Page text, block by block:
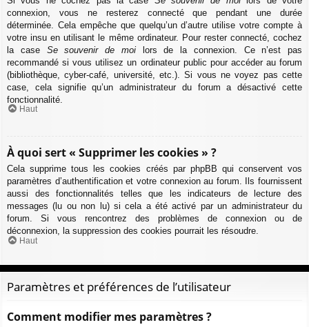
connexion, vous ne resterez connecté que pendant une durée
déterminée. Cela empêche que quelqu’un d’autre utilise votre compte à
votre insu en utilisant le même ordinateur. Pour rester connecté, cochez
la case Se souvenir de moilors de la connexion. Ce n’est pas
recommandé si vous utilisez un ordinateur public pour accéder au forum
(bibliothèque, cyber-café, université, etc.). Si vous ne voyez pas cette
case, cela signifie qu’un administrateur du forum a désactivé cette
fonctionnalité.
Haut
À quoi sert « Supprimer les cookies » ?
Cela supprime tous les cookies créés par phpBB qui conservent vos
paramètres d’authentification et votre connexion au forum. Ils fournissent
aussi des fonctionnalités telles que les indicateurs de lecture des
messages (lu ou non lu) si cela a été activé par un administrateur du
forum. Si vous rencontrez des problèmes de connexion ou de
déconnexion, la suppression des cookies pourrait les résoudre.
Haut
Paramètres et préférences de l’utilisateur
Comment modifier mes paramètres ?